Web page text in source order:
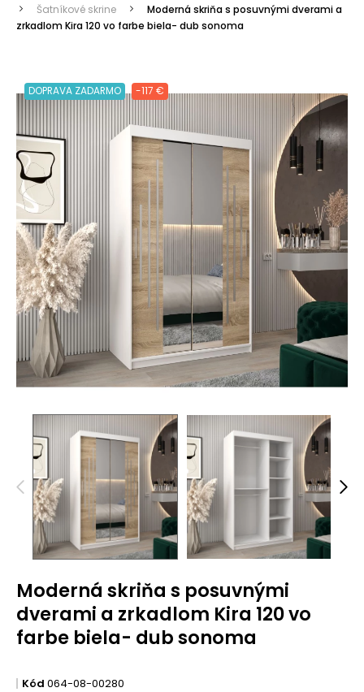
Šatníkové skrine
Moderná skriňa s posuvnými dverami a
zrkadlom Kira 120 vo farbe biela- dub sonoma
DOPRAVA ZADARMO -117 €
Moderná skriňa s posuvnými
dverami a zrkadlom Kira 120 vo
farbe biela- dub sonoma
Kód 064-08-00280